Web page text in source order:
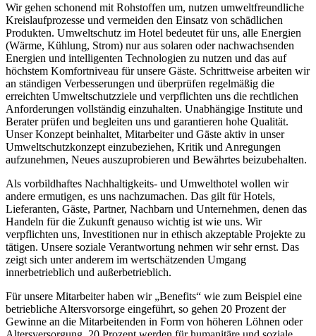
Wir gehen schonend mit Rohstoffen um, nutzen umweltfreundliche
Kreislaufprozesse und vermeiden den Einsatz von schädlichen
Produkten. Umweltschutz im Hotel bedeutet für uns, alle Energien
(Wärme, Kühlung, Strom) nur aus solaren oder nachwachsenden
Energien und intelligenten Technologien zu nutzen und das auf
höchstem Komfortniveau für unsere Gäste. Schrittweise arbeiten wir
an ständigen Verbesserungen und überprüfen regelmäßig die
erreichten Umweltschutzziele und verpflichten uns die rechtlichen
Anforderungen vollständig einzuhalten. Unabhängige Institute und
Berater prüfen und begleiten uns und garantieren hohe Qualität.
Unser Konzept beinhaltet, Mitarbeiter und Gäste aktiv in unser
Umweltschutzkonzept einzubeziehen, Kritik und Anregungen
aufzunehmen, Neues auszuprobieren und Bewährtes beizubehalten.
Als vorbildhaftes Nachhaltigkeits- und Umwelthotel wollen wir
andere ermutigen, es uns nachzumachen. Das gilt für Hotels,
Lieferanten, Gäste, Partner, Nachbarn und Unternehmen, denen das
Handeln für die Zukunft genauso wichtig ist wie uns. Wir
verpflichten uns, Investitionen nur in ethisch akzeptable Projekte zu
tätigen. Unsere soziale Verantwortung nehmen wir sehr ernst. Das
zeigt sich unter anderem im wertschätzenden Umgang
innerbetrieblich und außerbetrieblich.
Für unsere Mitarbeiter haben wir „Benefits“ wie zum Beispiel eine
betriebliche Altersvorsorge eingeführt, so gehen 20 Prozent der
Gewinne an die Mitarbeitenden in Form von höheren Löhnen oder